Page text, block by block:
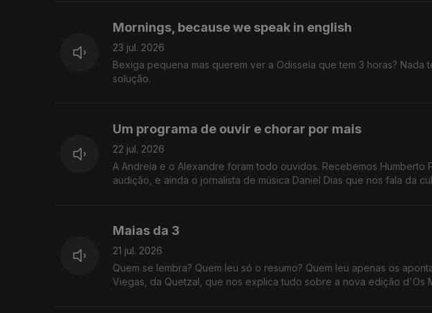
Mornings, because we speak in english
23 jul. 2026
Bexiga pequena mas querem ver a Odisseia que tem 3 horas? Nada
solução.
Um programa de ouvir e chorar por mais
22 jul. 2026
A Andreia e o Alexandre foram todo ouvidos. Recebemos Humberto
audição, e ainda o jornalista de música Daniel Dias que nos fala da
Maias da 3
21 jul. 2026
Quem se lembra? Quem leu só o resumo? Quem leu apenas os
Viegas, da Quetzal, que nos explica tudo sobre a nova edição d'Os